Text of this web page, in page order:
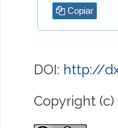
Copiar
DOI: http://
Copyright (c)